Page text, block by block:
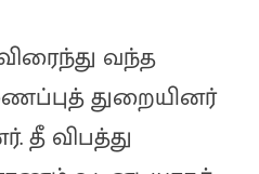
வந்த
துறையினர்
விபத்து